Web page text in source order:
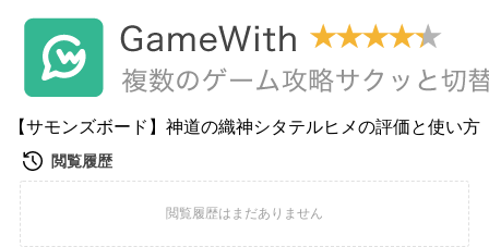
【サモンズボード】神道の織神シタテルヒメの評価と使い方